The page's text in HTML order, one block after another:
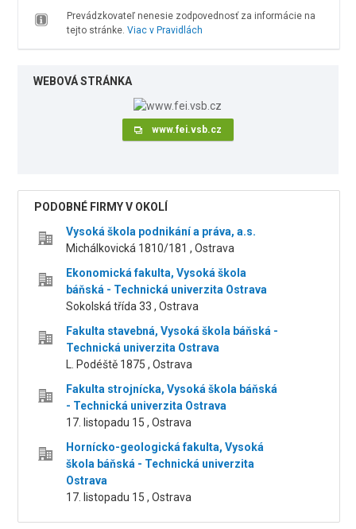
Prevádzkovateľ nenesie zodpovednosť za informácie na
tejto stránke. Viac v Pravidlách
WEBOVÁ STRÁNKA
www.fei.vsb.cz
PODOBNÉ FIRMY V OKOLÍ
Vysoká škola podnikání a práva, a.s.
Michálkovická 1810/181 , Ostrava
Ekonomická fakulta, Vysoká škola
báňská - Technická univerzita Ostrava
Sokolská třída 33 , Ostrava
Fakulta stavebná, Vysoká škola báňská -
Technická univerzita Ostrava
L. Podéště 1875 , Ostrava
Fakulta strojnícka, Vysoká škola báňská
- Technická univerzita Ostrava
17. listopadu 15 , Ostrava
Hornícko-geologická fakulta, Vysoká
škola báňská - Technická univerzita
Ostrava
17. listopadu 15 , Ostrava